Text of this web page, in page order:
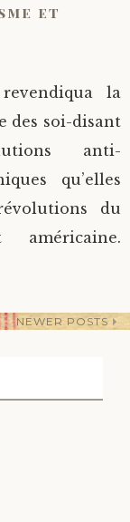
et
la
des soi-disant
anti-
qu’elles
du
NEWER POSTS